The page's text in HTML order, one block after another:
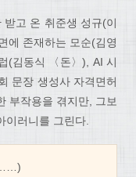
고 온 취준생 성규(이
에 존재하는 모순(김영
(김동식 〈돈〉), AI 시
문장 생성사 자격면허
부작용을 겪지만, 그보
러니를 그린다.